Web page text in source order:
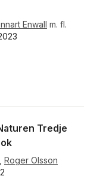
Enwall m. fl.
Tredje
Roger Olsson